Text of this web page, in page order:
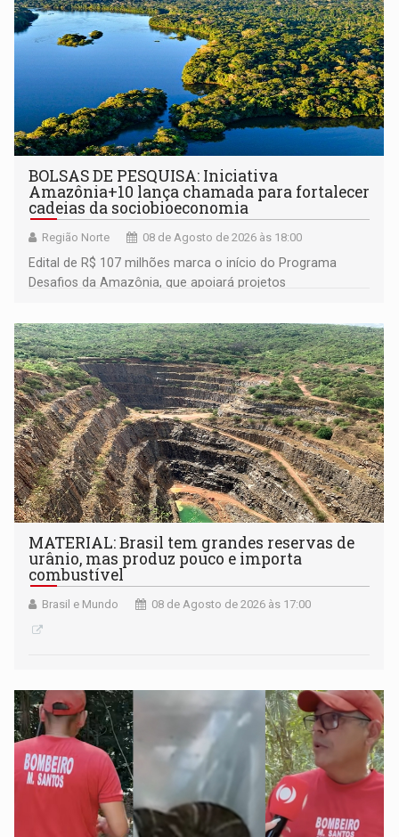
BOLSAS DE PESQUISA: Iniciativa
Amazônia+10 lança chamada para fortalecer
cadeias da sociobioeconomia
Região Norte 08 de Agosto de 2026 às 18:00
Edital de R$ 107 milhões marca o início do Programa
Desafios da Amazônia, que apoiará projetos
submissão de pré-propostas poderá ser feita até 1º de
setembro
MATERIAL: Brasil tem grandes reservas de
urânio, mas produz pouco e importa
combustível
Brasil e Mundo 08 de Agosto de 2026 às 17:00